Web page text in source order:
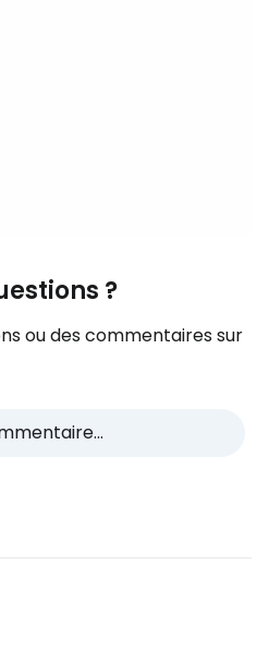
?
ou des commentaires sur